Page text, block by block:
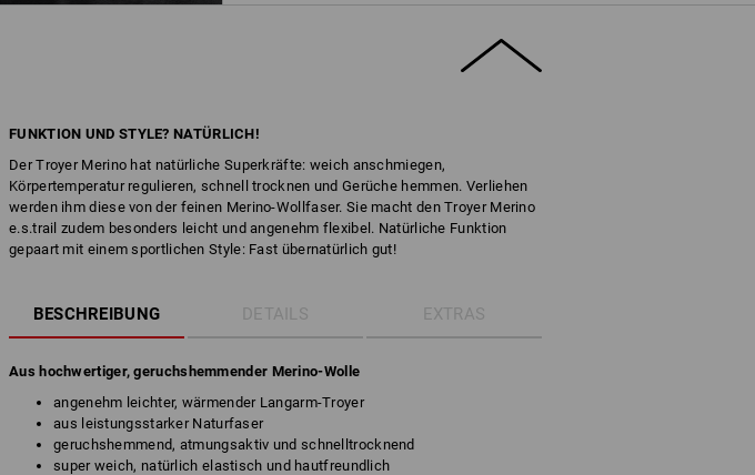
FUNKTION UND STYLE? NATÜRLICH!
Der Troyer Merino hat natürliche Superkräfte: weich anschmiegen,
Körpertemperatur regulieren, schnell trocknen und Gerüche hemmen. Verliehen
werden ihm diese von der feinen Merino-Wollfaser. Sie macht den Troyer Merino
e.s.trail zudem besonders leicht und angenehm flexibel. Natürliche Funktion
gepaart mit einem sportlichen Style: Fast übernatürlich gut!
BESCHREIBUNG DETAILS EXTRAS
Aus hochwertiger, geruchshemmender Merino-Wolle
angenehm leichter, wärmender Langarm-Troyer
aus leistungsstarker Naturfaser
geruchshemmend, atmungsaktiv und schnelltrocknend
super weich, natürlich elastisch und hautfreundlich